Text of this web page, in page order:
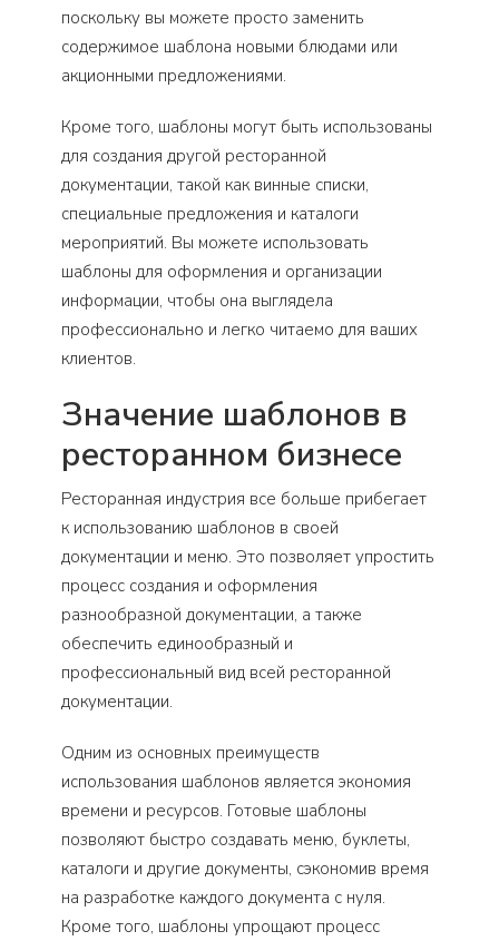
поскольку вы можете просто заменить
содержимое шаблона новыми блюдами или
акционными предложениями.
Кроме того, шаблоны могут быть использованы
для создания другой ресторанной
документации, такой как винные списки,
специальные предложения и каталоги
мероприятий. Вы можете использовать
шаблоны для оформления и организации
информации, чтобы она выглядела
профессионально и легко читаемо для ваших
клиентов.
Значение шаблонов в
ресторанном бизнесе
Ресторанная индустрия все больше прибегает
к использованию шаблонов в своей
документации и меню. Это позволяет упростить
процесс создания и оформления
разнообразной документации, а также
обеспечить единообразный и
профессиональный вид всей ресторанной
документации.
Одним из основных преимуществ
использования шаблонов является экономия
времени и ресурсов. Готовые шаблоны
позволяют быстро создавать меню, буклеты,
каталоги и другие документы, сэкономив время
на разработке каждого документа с нуля.
Кроме того, шаблоны упрощают процесс